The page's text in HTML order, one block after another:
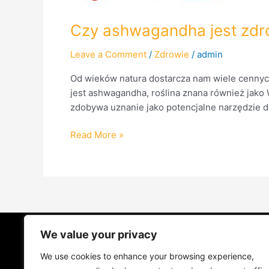
We value your privacy
We use cookies to enhance your browsing experience,
Czy ashwagandha jest
Leave a Comment / Zdrowie / admin
Od wieków natura dostarcza nam wiele
jest ashwagandha, roślina znana również
zdobywa uznanie jako potencjalne narzędzie
Read More »
STRONA GŁÓWNA
MUZYKA I KONCERTY KONTAKT